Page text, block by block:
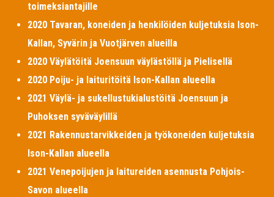
toimeksiantajille
2020 Tavaran, koneiden ja henkilöiden kuljetuksia Ison-
Kallan, Syvärin ja Vuotjärven alueilla
2020 Väylätöitä Joensuun väylästöllä ja Pielisellä
2020 Poiju- ja laituritöitä Ison-Kallan alueella
2021 Väylä- ja sukellustukialustöitä Joensuun ja
Puhoksen syväväylillä
2021 Rakennustarvikkeiden ja työkoneiden kuljetuksia
Ison-Kallan alueella
2021 Venepoijujen ja laitureiden asennusta Pohjois-
Savon alueella